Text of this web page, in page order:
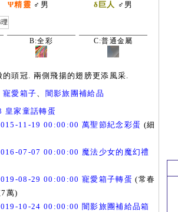
Ψ精靈 ♂男 δ巨人 ♂男
B:全彩 C:普通金屬
頭冠. 兩側飛揚的翅膀更添風采.
寵愛箱子、 闇影旅團補給品
皇家童話轉蛋
11-19 00:00:00 萬聖節紀念彩蛋 (細
07-07 00:00:00 魔法少女的魔幻禮
08-29 00:00:00 寵愛箱子轉蛋 (常春
萬)
10-24 00:00:00 闇影旅團補給品箱